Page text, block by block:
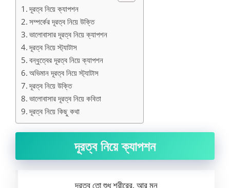
দূরত্ব নিয়ে ক্যাপশন
সম্পর্কের দূরত্ব নিয়ে উক্তি
ভালোবাসার দূরত্ব নিয়ে ক্যাপশন
দূরত্ব নিয়ে স্ট্যাটাস
বন্ধুত্বের দূরত্ব নিয়ে ক্যাপশন
অভিমান দূরত্ব নিয়ে স্ট্যাটাস
দূরত্ব নিয়ে উক্তি
ভালোবাসার দূরত্ব নিয়ে কবিতা
দূরত্ব নিয়ে কিছু কথা
দূরত্ব নিয়ে ক্যাপশন
দূরত্ব তো শুধু শরীরের, আর মন